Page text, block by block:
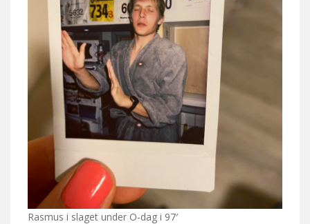
Rasmus i slaget under O-dag i 97′